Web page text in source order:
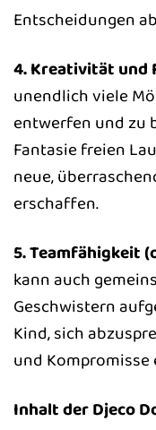
Entscheidungen
4. Kreativität und
unendlich viele
entwerfen und zu
Fantasie freien
neue,
erschaffen.
5. Teamfähigkeit
kann auch
Geschwistern
Kind, sich
und Kompromisse
Inhalt der Djeco